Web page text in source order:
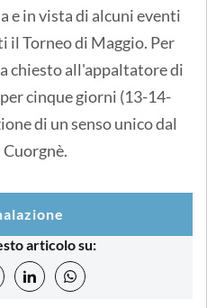
e in vista di alcuni eventi
il Torneo di Maggio. Per
chiesto all'appaltatore di
cinque giorni (13-14-
di un senso unico dal
articolo su: